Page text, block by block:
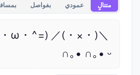
متتالٍ عمودي بفواصل
ω・^=) ／(・×・)＼
∩｡• ᵕ •｡∩